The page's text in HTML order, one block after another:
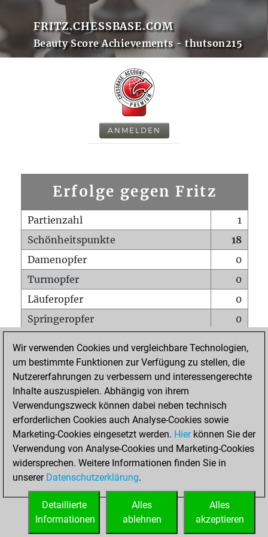
FRITZ.CHESSBASE.COM
Beauty Score Achievements - thutson215
ANMELDEN
Erfolge gegen Fritz
Partienzahl
1
Schönheitspunkte
18
Damenopfer
0
Turmopfer
0
Läuferopfer
0
Springeropfer
0
Matt auf vollem Brett
0
Bauer setzt Matt
0
Erstickte Matts
Unterverwandlungen
Türme auf der siebten
1
STARTSEITE
Wir verwenden Cookies und vergleichbare Technologien,
um bestimmte Funktionen zur Verfügung zu stellen, die
Nutzererfahrungen zu verbessern und interessengerechte
Inhalte auszuspielen. Abhängig von ihrem
Verwendungszweck können dabei neben technisch
erforderlichen Cookies auch Analyse-Cookies sowie
Marketing-Cookies eingesetzt werden. Hierkönnen Sie der
Verwendung von Analyse-Cookies und Marketing-Cookies
widersprechen. Weitere Informationen finden Sie in
unserer Datenschutzerklärung.
Alles
akzeptieren
Alles
ablehnen
Detaillierte
Informationen